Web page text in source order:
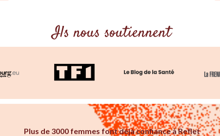
Ils nous soutiennent
Plus de 3000 femmes font déjà confiance à Reflet